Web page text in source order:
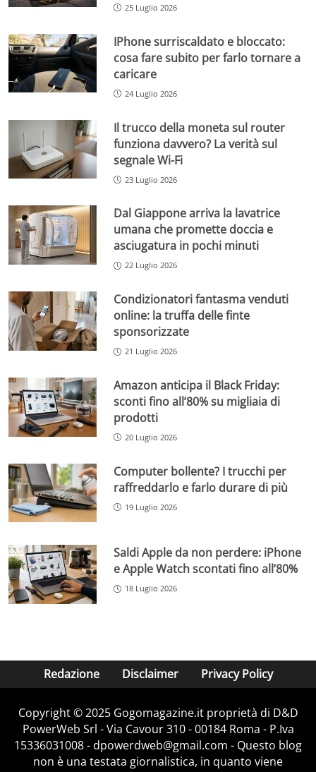
25 Luglio 2026
IPhone surriscaldato e bloccato:
cosa fare subito per farlo tornare a
caricare
24 Luglio 2026
Il trucco della moneta sul router
funziona davvero? La verità sul
segnale Wi-Fi
23 Luglio 2026
Dal Giappone arriva la lavatrice
umana che promette doccia e
asciugatura in pochi minuti
22 Luglio 2026
Condizionatori fantasma venduti
online: la truffa delle finte
sponsorizzate
21 Luglio 2026
Amazon anticipa il Black Friday:
sconti fino all’80% su migliaia di
prodotti
20 Luglio 2026
Computer bollente? I trucchi per
raffreddarlo e farlo durare di più
19 Luglio 2026
Saldi Apple da non perdere: iPhone
e Apple Watch scontati fino all’80%
18 Luglio 2026
Redazione Disclaimer Privacy Policy
Copyright © 2025 Gogomagazine.it proprietà di D&D
PowerWeb Srl - Via Cavour 310 - 00184 Roma - P.Iva
15336031008 - dpowerdweb@gmail.com - Questo blog
non è una testata giornalistica, in quanto viene